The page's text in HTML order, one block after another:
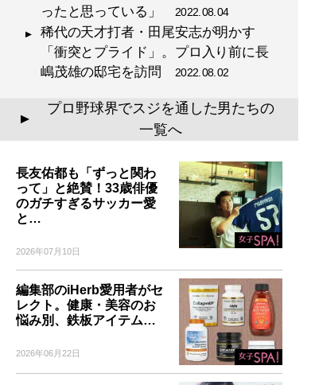
記事一覧へ
ったと思っている」 2022.08.04
稀代の天才打者・田尾安志が明かす
「衝突とプライド」。プロ入り前に長
嶋茂雄の邸宅を訪問 2022.08.02
▲
プロ野球界でスジを通した男たちの
一覧へ
長友佑都も「ずっと関わ
って」と絶賛！33歳俳優
のガチすぎるサッカー愛
と…
2026年07月10日
編集部のiHerb愛用者がセ
レクト。健康・美容のお
悩み別、鉄板アイテム…
2026年06月22日